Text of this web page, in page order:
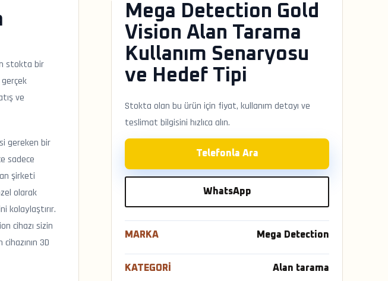
stokta bir
ve
gereken bir
sadece
şirketi
olarak
kolaylaştırır.
cihazı sizin
3D
Mega Detection Gold
Vision Alan Tarama
Kullanım Senaryosu
ve Hedef Tipi
Stokta olan bu ürün için fiyat, kullanım detayı ve
teslimat bilgisini hızlıca alın.
Telefonla Ara
WhatsApp
MARKA Mega Detection
KATEGORI Alan tarama